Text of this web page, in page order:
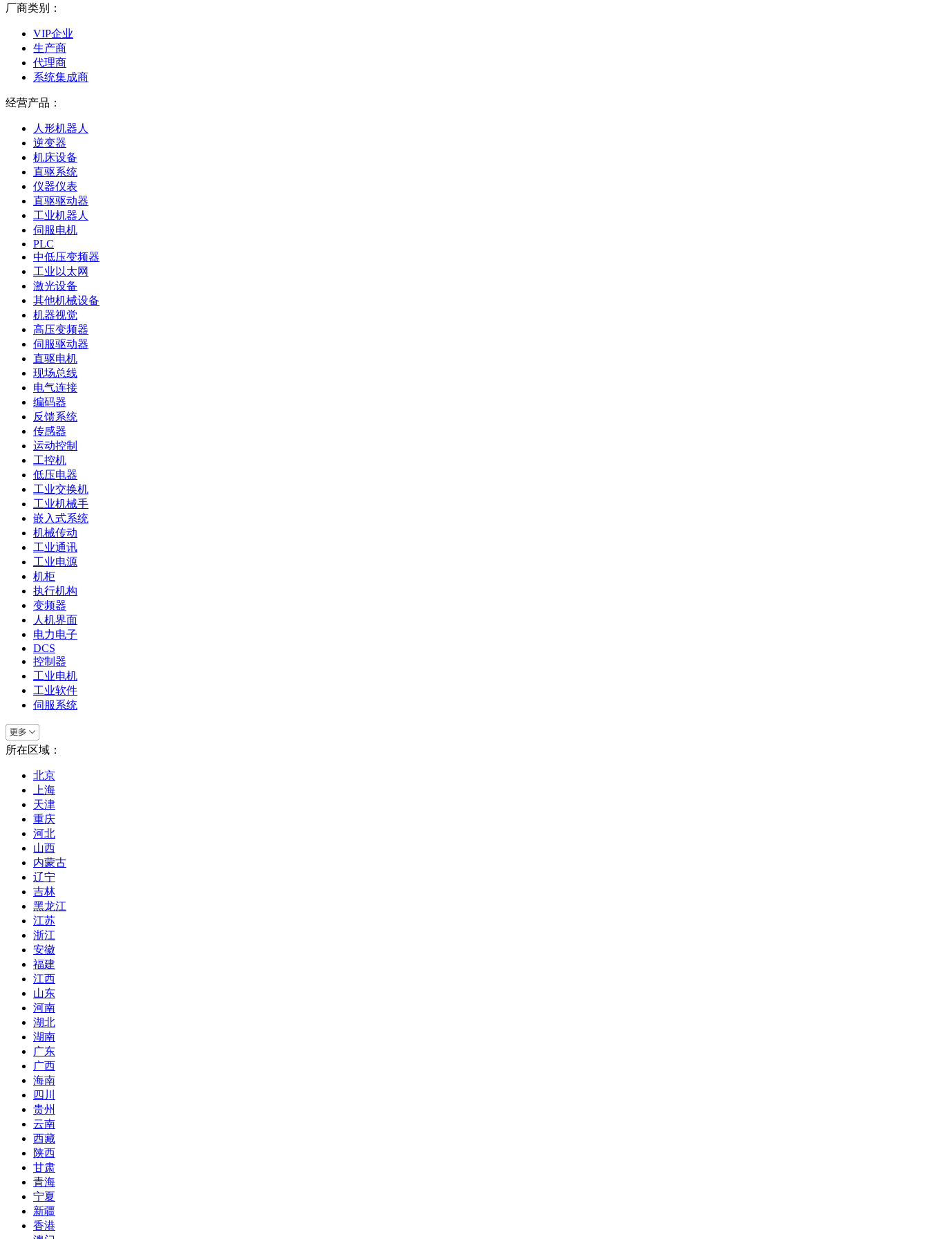
厂商类别：
VIP企业
生产商
代理商
系统集成商
经营产品：
人形机器人
逆变器
机床设备
直驱系统
仪器仪表
直驱驱动器
工业机器人
伺服电机
PLC
中低压变频器
工业以太网
激光设备
其他机械设备
机器视觉
高压变频器
伺服驱动器
直驱电机
现场总线
电气连接
编码器
反馈系统
传感器
运动控制
工控机
低压电器
工业交换机
工业机械手
嵌入式系统
机械传动
工业通讯
工业电源
机柜
执行机构
变频器
人机界面
电力电子
DCS
控制器
工业电机
工业软件
伺服系统
所在区域：
北京
上海
天津
重庆
河北
山西
内蒙古
辽宁
吉林
黑龙江
江苏
浙江
安徽
福建
江西
山东
河南
湖北
湖南
广东
广西
海南
四川
贵州
云南
西藏
陕西
甘肃
青海
宁夏
新疆
香港